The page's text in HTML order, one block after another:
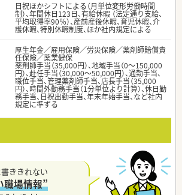
日祝ほかシフトによる（月単位変形労働時間
制）、年間休日123日、有給休暇 （法定通り支給、
平均取得率90％）、産前産後休暇、育児休暇、介
護休暇、特別休暇制度、ほか社内規定による
厚生年金／雇用保険／労災保険／薬剤師賠償責
任保険／薬業健保
薬剤師手当（35,000円）、地域手当（0～150,000
円）、赴任手当（30,000～50,000円）、通勤手当、
職位手当、管理薬剤師手当、店長手当（35,000
円）、時間外勤務手当（1分単位より計算）、休日勤
務手当、日祝出勤手当、年末年始手当、など社内
規定に準ずる
ききれない
職場情報”